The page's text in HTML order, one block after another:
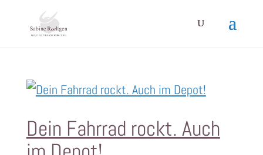
Dein Fahrrad rockt. Auch